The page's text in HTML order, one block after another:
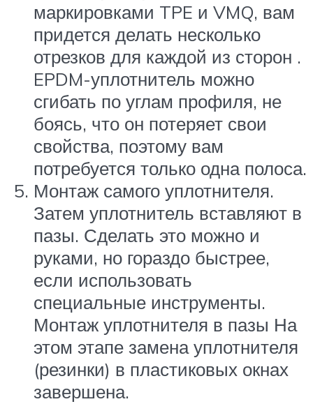
маркировками TPE и VMQ, вам
придется делать несколько
отрезков для каждой из сторон .
EPDM-уплотнитель можно
сгибать по углам профиля, не
боясь, что он потеряет свои
свойства, поэтому вам
потребуется только одна полоса.
Монтаж самого уплотнителя.
Затем уплотнитель вставляют в
пазы. Сделать это можно и
руками, но гораздо быстрее,
если использовать
специальные инструменты.
Монтаж уплотнителя в пазы На
этом этапе замена уплотнителя
(резинки) в пластиковых окнах
завершена.